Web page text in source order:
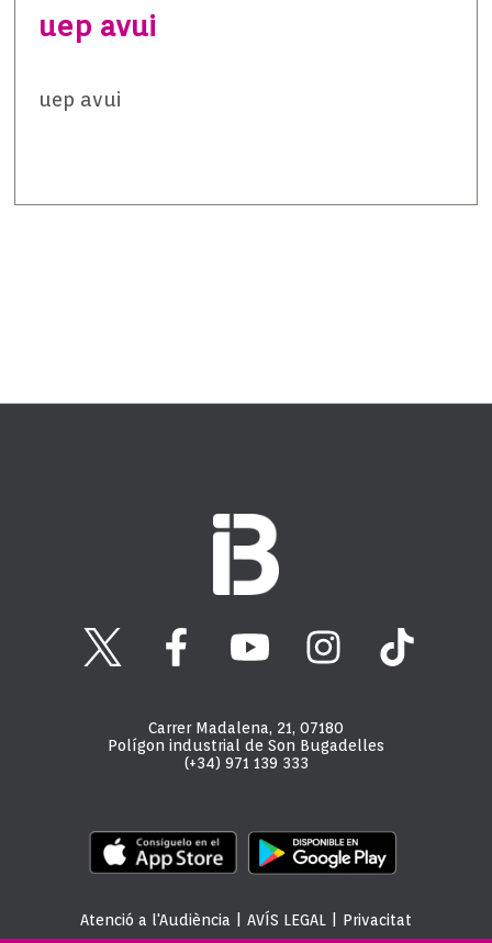
uep avui
uep avui
Carrer Madalena, 21, 07180
Polígon industrial de Son Bugadelles
(+34) 971 139 333
Atenció a l'Audiència AVÍS LEGAL Privacitat